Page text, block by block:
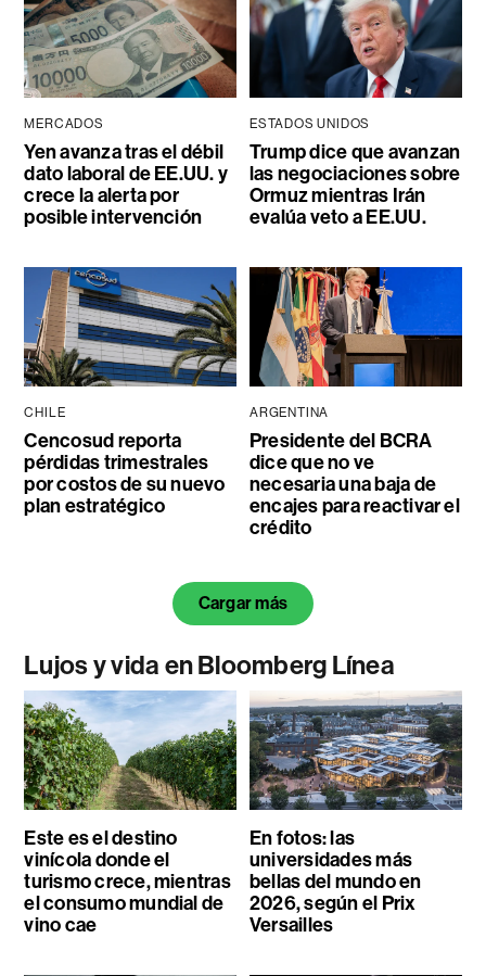
MERCADOS
Yen avanza tras el débil
dato laboral de EE.UU. y
crece la alerta por
posible intervención
ESTADOS UNIDOS
Trump dice que avanzan
las negociaciones sobre
Ormuz mientras Irán
evalúa veto a EE.UU.
CHILE
Cencosud reporta
pérdidas trimestrales
por costos de su nuevo
plan estratégico
ARGENTINA
Presidente del BCRA
dice que no ve
necesaria una baja de
encajes para reactivar el
crédito
Cargar más
Lujos y vida en Bloomberg Línea
Este es el destino
vinícola donde el
turismo crece, mientras
el consumo mundial de
vino cae
En fotos: las
universidades más
bellas del mundo en
2026, según el Prix
Versailles